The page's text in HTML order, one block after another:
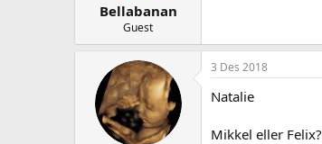
Bellabanan
Guest
3 Des 2018
Natalie
Mikkel eller Felix?